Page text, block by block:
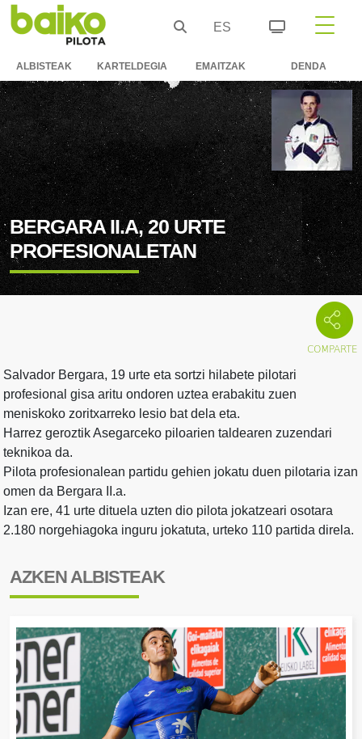
ES
ALBISTEAK KARTELDEGIA EMAITZAK DENDA
BERGARA II.A, 20 URTE
PROFESIONALETAN
Salvador Bergara, 19 urte eta sortzi hilabete pilotari
profesional gisa aritu ondoren uztea erabakitu zuen
meniskoko zoritxarreko lesio bat dela eta.
Harrez geroztik Asegarceko piloarien taldearen zuzendari
teknikoa da.
Pilota profesionalean partidu gehien jokatu duen pilotaria izan
omen da Bergara II.a.
Izan ere, 41 urte dituela uzten dio pilota jokatzeari osotara
2.180 norgehiagoka inguru jokatuta, urteko 110 partida direla.
AZKEN ALBISTEAK